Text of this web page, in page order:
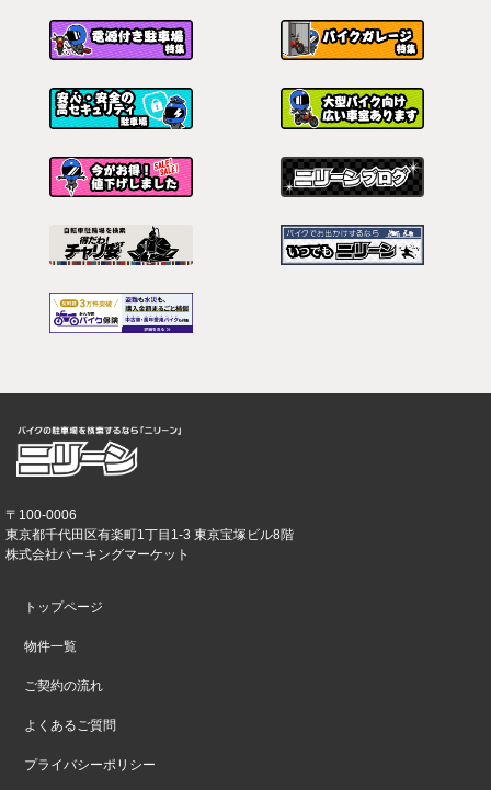
〒100-0006
東京都千代田区有楽町1丁目1-3 東京宝塚ビル8階
株式会社パーキングマーケット
トップページ
物件一覧
ご契約の流れ
よくあるご質問
プライバシーポリシー